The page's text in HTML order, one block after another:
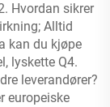
Hvordan sikrer
Alltid
kan du kjøpe
lyskette Q4.
leverandører?
europeiske